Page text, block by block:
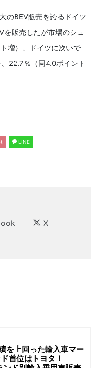
のBEV販売を誇るドイツ
を販売したが市場のシェ
増）、ドイツに次いで
22.7％（同4.0ポイント
LINE
X
を上回った輸入車マー
首位はトヨタ！